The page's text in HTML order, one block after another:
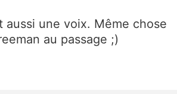
aussi une voix. Même chose
au passage ;)